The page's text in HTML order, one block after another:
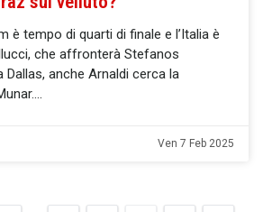
è tempo di quarti di finale e l’Italia è
che affronterà Stefanos
Dallas, anche Arnaldi cerca la
Ven 7 Feb 2025